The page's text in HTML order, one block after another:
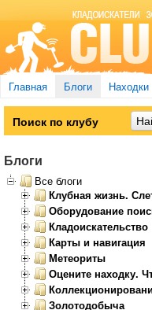
Главная Блоги Находки
Блоги
Все блоги
Клубная жизнь.
Оборудование
Кладоискательство
Карты и навигация
Метеориты
Оцените находку.
Золотодобыча